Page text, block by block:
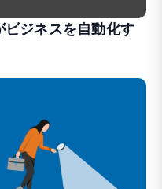
ジネスを自動化す